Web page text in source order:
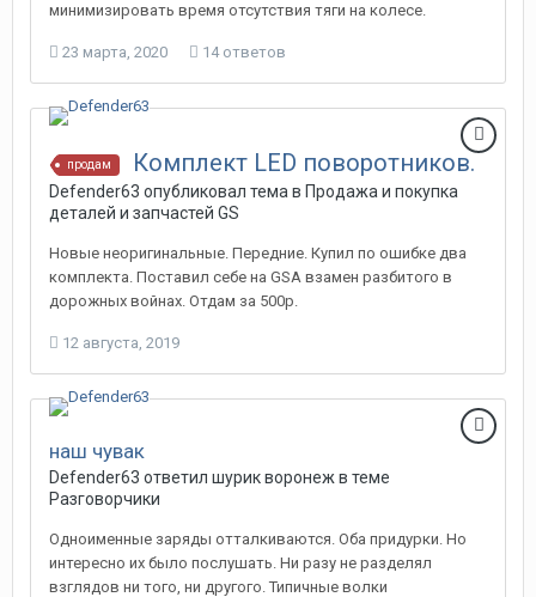
минимизировать время отсутствия тяги на колесе.
23 марта, 2020 14 ответов
продам Комплект LED поворотников.
Defender63 опубликовал тема в Продажа и покупка
деталей и запчастей GS
Новые неоригинальные. Передние. Купил по ошибке два
комплекта. Поставил себе на GSA взамен разбитого в
дорожных войнах. Отдам за 500р.
12 августа, 2019
наш чувак
Defender63 ответил шурик воронеж в теме
Разговорчики
Одноименные заряды отталкиваются. Оба придурки. Но
интересно их было послушать. Ни разу не разделял
взглядов ни того, ни другого. Типичные волки